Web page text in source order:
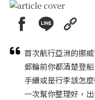
首次航行亞洲的挪
郵輪前你都清楚登
手續或是行李該怎
一次幫你整理好，